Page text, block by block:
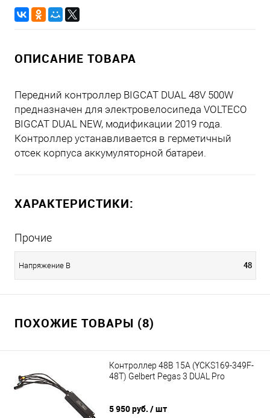
ОПИСАНИЕ ТОВАРА
Передний контроллер BIGCAT DUAL 48V 500W
предназначен для электровелосипеда VOLTECO
BIGCAT DUAL NEW, модификации 2019 года.
Контроллер устанавливается в герметичный
отсек корпуса аккумуляторной батареи.
ХАРАКТЕРИСТИКИ:
Прочие
Напряжение В 48
ПОХОЖИЕ ТОВАРЫ (8)
Контроллер 48В 15А (YCKS169-349F-
48T) Gelbert Pegas 3 DUAL Pro
5 950 руб. / шт